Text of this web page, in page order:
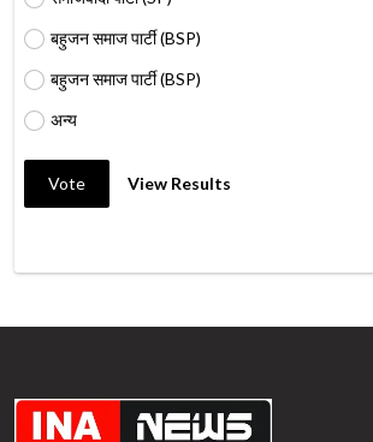
बहुजन समाज पार्टी (BSP)
बहुजन समाज पार्टी (BSP)
अन्य
Vote View Results